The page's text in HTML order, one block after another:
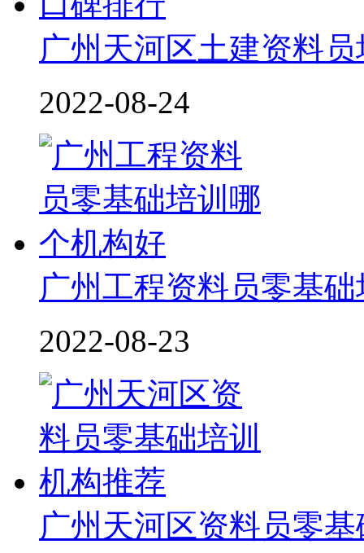
广州天河区土建资料
2022-08-24
广州工程资料员零基
2022-08-23
广州天河区资料员零